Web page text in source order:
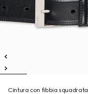
Cintura con fibbia squadrata